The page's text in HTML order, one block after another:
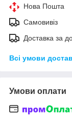
Нова Пошта
Самовивіз
Доставка за
Всі умови
Умови оплати